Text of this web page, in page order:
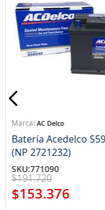
AC Delco
Batería Acedelco
(NP 2721232)
SKU:771090
$191.720
$153.376